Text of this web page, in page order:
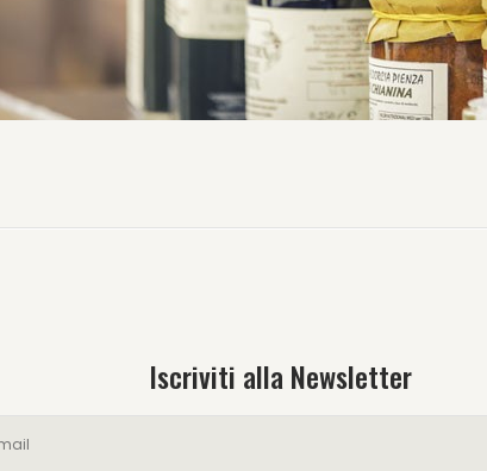
Iscriviti alla Newsletter